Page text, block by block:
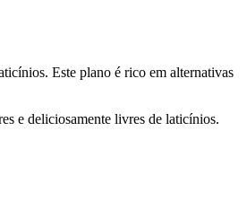
Este plano é rico em alternativas
e deliciosamente livres de laticínios.